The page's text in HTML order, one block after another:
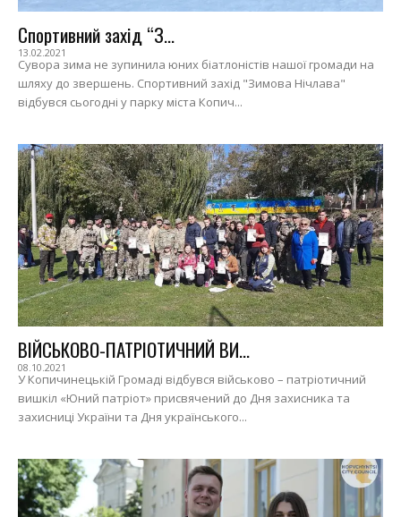
Спортивний захід “З...
13.02.2021
Сувора зима не зупинила юних біатлоністів нашої громади на
шляху до звершень. Спортивний захід "Зимова Нічлава"
відбувся сьогодні у парку міста Копич...
ВІЙСЬКОВО-ПАТРІОТИЧНИЙ ВИ...
08.10.2021
У Копичинецькій Громаді відбувся військово – патріотичний
вишкіл «Юний патріот» присвячений до Дня захисника та
захисниці України та Дня українського...